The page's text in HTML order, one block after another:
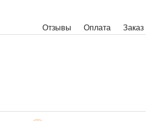
Отзывы Заказ
Оплата